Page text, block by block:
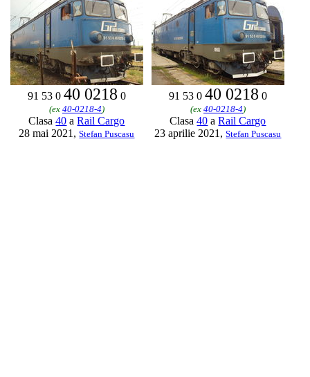
91 53 0 40 0218 0
(ex 40-0218-4)
Clasa40 aRail Cargo
28 mai 2021,Stefan Puscasu
91 53 0 40 0218 0
(ex 40-0218-4)
Clasa40 aRail Cargo
23 aprilie 2021,Stefan Puscasu